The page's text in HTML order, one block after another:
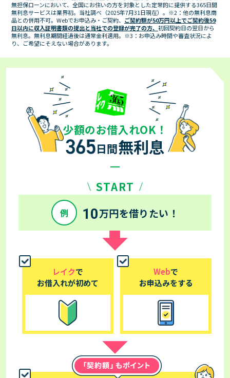
無担保ローンにおいて、全国にお住いの方を対象とした定常的に提供する365日間
無利息サービスは業界初。当社調べ（2025年7月31日現在）。※2：他の無利息商
品との併用不可。Webでお申込み・ご契約、 ご契約額が50万円以上でご契約後59
日以内に収入証明書類の提出と当社での登録が完了の方、 初回契約日の翌日から
無利息。無利息期間経過後は通常金利適用。※3：お申込み時間や審査状況によ
り、ご希望にそえない場合があります。
少額のお借入れOK！
日間無利息
START
例 10万円を借りたい！
レイクで
お借入れが初めて
Webで
お申込みをする